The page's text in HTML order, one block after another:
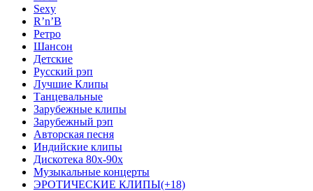
Sexy
R’n’B
Ретро
Шансон
Детские
Русский рэп
Лучшие Клипы
Танцевальные
Зарубежные клипы
Зарубежный рэп
Авторская песня
Индийские клипы
Дискотека 80х-90х
Музыкальные концерты
ЭРОТИЧЕСКИЕ КЛИПЫ(+18)